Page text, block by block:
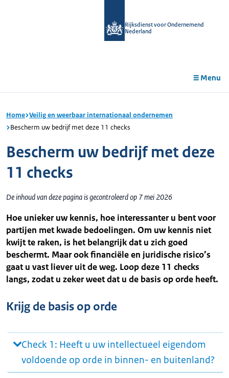
Rijksdienst voor Ondernemend
Nederland
Menu
Home Veilig en weerbaar internationaal ondernemen
Bescherm uw bedrijf met deze 11 checks
Bescherm uw bedrijf met deze
11 checks
De inhoud van deze pagina is gecontroleerd op 7 mei 2026
Hoe unieker uw kennis, hoe interessanter u bent voor
partijen met kwade bedoelingen. Om uw kennis niet
kwijt te raken, is het belangrijk dat u zich goed
beschermt. Maar ook financiële en juridische risico’s
gaat u vast liever uit de weg. Loop deze 11 checks
langs, zodat u zeker weet dat u de basis op orde heeft.
Krijg de basis op orde
Check 1: Heeft u uw intellectueel eigendom
voldoende op orde in binnen- en buitenland?